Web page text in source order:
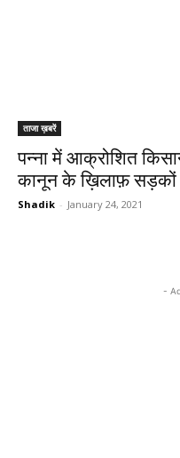
ताजा ख़बरें
पन्ना में आक्रोशित
कानून के ख़िलाफ़ सड़कों
Shadik - January 24, 2021
-